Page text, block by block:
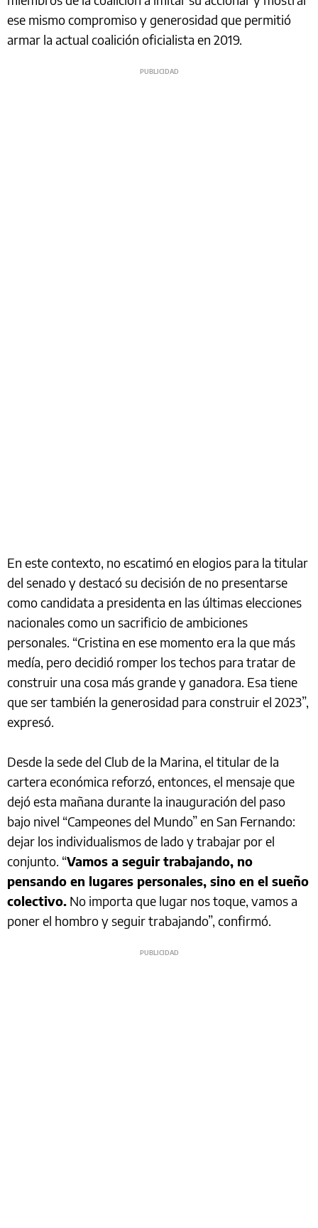
ese mismo compromiso y generosidad que permitió
armar la actual coalición oficialista en 2019.
En este contexto, no escatimó en elogios para la titular
del senado y destacó su decisión de no presentarse
como candidata a presidenta en las últimas elecciones
nacionales como un sacrificio de ambiciones
personales. “Cristina en ese momento era la que más
medía, pero decidió romper los techos para tratar de
construir una cosa más grande y ganadora. Esa tiene
que ser también la generosidad para construir el 2023”,
expresó.
Desde la sede del Club de la Marina, el titular de la
cartera económica reforzó, entonces, el mensaje que
dejó esta mañana durante la inauguración del paso
bajo nivel “Campeones del Mundo” en San Fernando:
dejar los individualismos de lado y trabajar por el
conjunto. “Vamos a seguir trabajando, no
pensando en lugares personales, sino en el sueño
colectivo. No importa que lugar nos toque, vamos a
poner el hombro y seguir trabajando”, confirmó.